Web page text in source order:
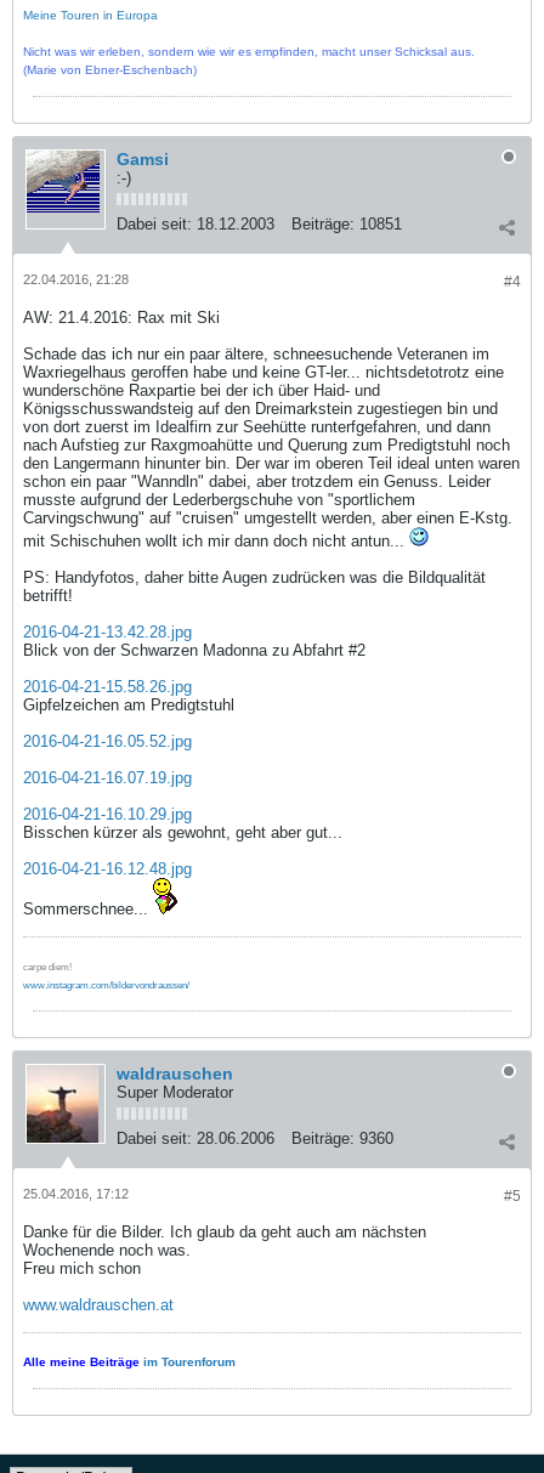
Meine Touren in Europa
Nicht was wir erleben, sondern wie wir es empfinden, macht unser Schicksal aus.
(Marie von Ebner-Eschenbach)
Gamsi
:-)
Dabei seit: 18.12.2003 Beiträge: 10851
#4
22.04.2016, 21:28
AW: 21.4.2016: Rax mit Ski
Schade das ich nur ein paar ältere, schneesuchende Veteranen im
Waxriegelhaus geroffen habe und keine GT-ler... nichtsdetotrotz eine
wunderschöne Raxpartie bei der ich über Haid- und
Königsschusswandsteig auf den Dreimarkstein zugestiegen bin und
von dort zuerst im Idealfirn zur Seehütte runterfgefahren, und dann
nach Aufstieg zur Raxgmoahütte und Querung zum Predigtstuhl noch
den Langermann hinunter bin. Der war im oberen Teil ideal unten waren
schon ein paar "Wanndln" dabei, aber trotzdem ein Genuss. Leider
musste aufgrund der Lederbergschuhe von "sportlichem
Carvingschwung" auf "cruisen" umgestellt werden, aber einen E-Kstg.
mit Schischuhen wollt ich mir dann doch nicht antun...
PS: Handyfotos, daher bitte Augen zudrücken was die Bildqualität
betrifft!
2016-04-21-13.42.28.jpg
Blick von der Schwarzen Madonna zu Abfahrt #2
2016-04-21-15.58.26.jpg
Gipfelzeichen am Predigtstuhl
2016-04-21-16.05.52.jpg
2016-04-21-16.07.19.jpg
2016-04-21-16.10.29.jpg
Bisschen kürzer als gewohnt, geht aber gut...
2016-04-21-16.12.48.jpg
Sommerschnee...
carpe diem!
www.instagram.com/bildervondraussen/
waldrauschen
Super Moderator
Dabei seit: 28.06.2006 Beiträge: 9360
#5
25.04.2016, 17:12
Danke für die Bilder. Ich glaub da geht auch am nächsten
Wochenende noch was.
Freu mich schon
www.waldrauschen.at
Alle meine Beiträge im Tourenforum